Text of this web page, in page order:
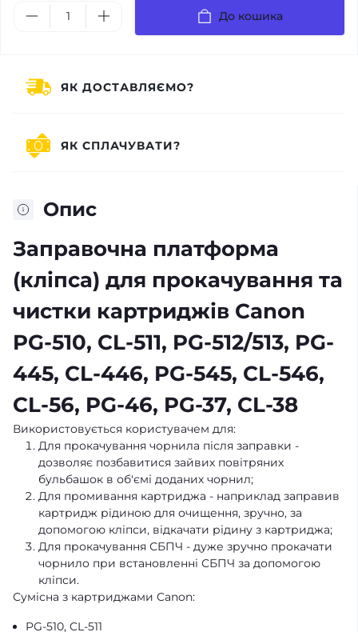
До кошика
Опис
Заправочна платформа
(кліпса) для прокачування та
чистки картриджів Canon
PG-510, CL-511, PG-512/513, PG-
445, CL-446, PG-545, CL-546,
CL-56, PG-46, PG-37, CL-38
Використовується користувачем для:
Для прокачування чорнила після заправки -
дозволяє позбавитися зайвих повітряних
бульбашок в об'ємі доданих чорнил;
Для промивання картриджа - наприклад заправив
картридж рідиною для очищення, зручно, за
допомогою кліпси, відкачати рідину з картриджа;
Для прокачування СБПЧ - дуже зручно прокачати
чорнило при встановленні СБПЧ за допомогою
кліпси.
Сумісна з картриджами Canon:
PG-510, CL-511
ЯК ДОСТАВЛЯЄМО?
ЯК СПЛАЧУВАТИ?